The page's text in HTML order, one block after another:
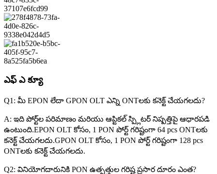
ఎఫ్ ఎ క్యూ
Q1: మీ EPON లేదా GPON OLT ఎన్ని ONTలకు కనెక్ట్ చేయగలదు?
A: ఇది పోర్ట్‌ల పరిమాణం మరియు ఆప్టికల్ స్ప్లిటర్ నిష్పత్తిపై ఆధారపడి
ఉంటుంది.EPON OLT కోసం, 1 PON పోర్ట్ గరిష్టంగా 64 pcs ONTలకు
కనెక్ట్ చేయగలదు.GPON OLT కోసం, 1 PON పోర్ట్ గరిష్టంగా 128 pcs
ONTలకు కనెక్ట్ చేయగలదు.
Q2: వినియోగదారునికి PON ఉత్పత్తుల గరిష్ట ప్రసార దూరం ఎంత?